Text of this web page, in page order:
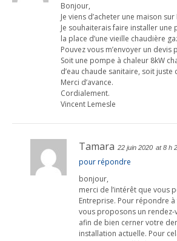
Bonjour,
Je viens d’acheter une maison sur
Je souhaiterais faire installer une
la place d’une vieille chaudière
Pouvez vous m’envoyer un devis
Soit une pompe à chaleur 8kW
d’eau chaude sanitaire, soit juste
Merci d’avance.
Cordialement.
Vincent Lemesle
Tamara 22 juin 2020 at 8 h
pour répondre
bonjour,
merci de l’intérêt que vous
Entreprise. Pour répondre
vous proposons un
afin de bien cerner votre
installation actuelle. Pour